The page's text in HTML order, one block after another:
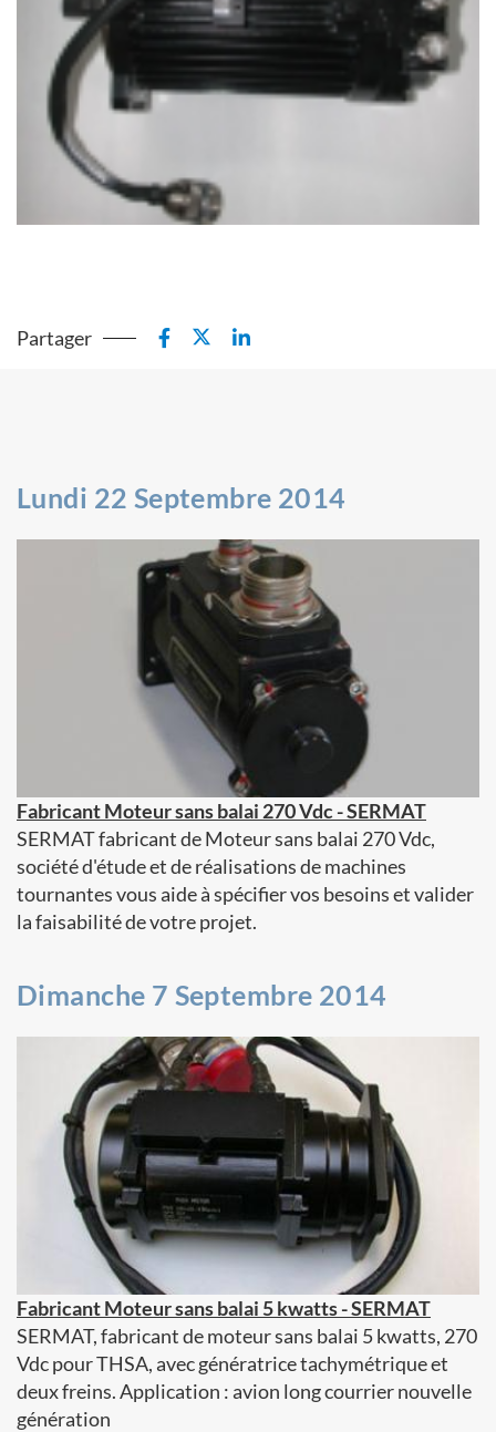
Partager
Lundi 22 Septembre 2014
Fabricant Moteur sans balai 270 Vdc - SERMAT
SERMAT fabricant de Moteur sans balai 270 Vdc,
société d'étude et de réalisations de machines
tournantes vous aide à spécifier vos besoins et valider
la faisabilité de votre projet.
Dimanche 7 Septembre 2014
Fabricant Moteur sans balai 5 kwatts - SERMAT
SERMAT, fabricant de moteur sans balai 5 kwatts, 270
Vdc pour THSA, avec génératrice tachymétrique et
deux freins. Application : avion long courrier nouvelle
génération